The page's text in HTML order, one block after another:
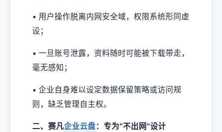
• 用户操作脱离内网安全域，权限系统形同虚
设；
• 一旦账号泄露，资料随时可能被下载带走，
毫无感知；
• 企业自身难以设定数据保留策略或访问规
则，缺乏管理自主权。
二、赛凡企业云盘：专为“不出网”设计